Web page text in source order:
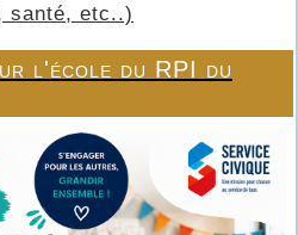
santé, etc..)
l'école du RPI du